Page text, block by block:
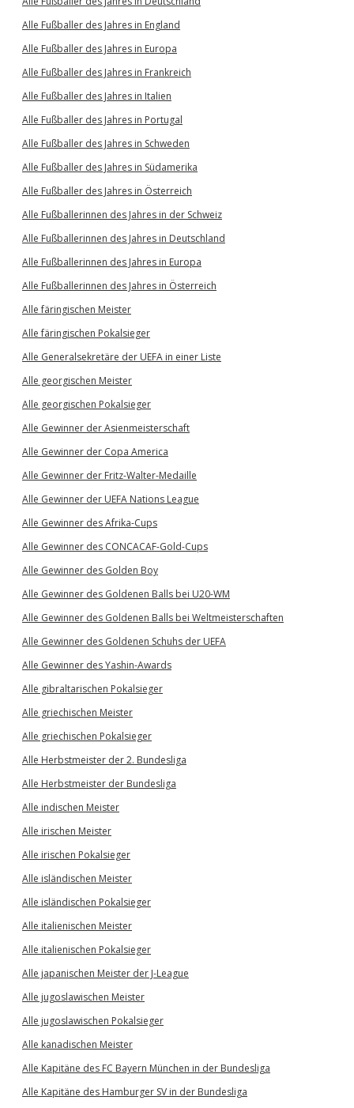
Alle Fußballer des Jahres in England
Alle Fußballer des Jahres in Europa
Alle Fußballer des Jahres in Frankreich
Alle Fußballer des Jahres in Italien
Alle Fußballer des Jahres in Portugal
Alle Fußballer des Jahres in Schweden
Alle Fußballer des Jahres in Südamerika
Alle Fußballer des Jahres in Österreich
Alle Fußballerinnen des Jahres in der Schweiz
Alle Fußballerinnen des Jahres in Deutschland
Alle Fußballerinnen des Jahres in Europa
Alle Fußballerinnen des Jahres in Österreich
Alle färingischen Meister
Alle färingischen Pokalsieger
Alle Generalsekretäre der UEFA in einer Liste
Alle georgischen Meister
Alle georgischen Pokalsieger
Alle Gewinner der Asienmeisterschaft
Alle Gewinner der Copa America
Alle Gewinner der Fritz-Walter-Medaille
Alle Gewinner der UEFA Nations League
Alle Gewinner des Afrika-Cups
Alle Gewinner des CONCACAF-Gold-Cups
Alle Gewinner des Golden Boy
Alle Gewinner des Goldenen Balls bei U20-WM
Alle Gewinner des Goldenen Balls bei Weltmeisterschaften
Alle Gewinner des Goldenen Schuhs der UEFA
Alle Gewinner des Yashin-Awards
Alle gibraltarischen Pokalsieger
Alle griechischen Meister
Alle griechischen Pokalsieger
Alle Herbstmeister der 2. Bundesliga
Alle Herbstmeister der Bundesliga
Alle indischen Meister
Alle irischen Meister
Alle irischen Pokalsieger
Alle isländischen Meister
Alle isländischen Pokalsieger
Alle italienischen Meister
Alle italienischen Pokalsieger
Alle japanischen Meister der J-League
Alle jugoslawischen Meister
Alle jugoslawischen Pokalsieger
Alle kanadischen Meister
Alle Kapitäne des FC Bayern München in der Bundesliga
Alle Kapitäne des Hamburger SV in der Bundesliga